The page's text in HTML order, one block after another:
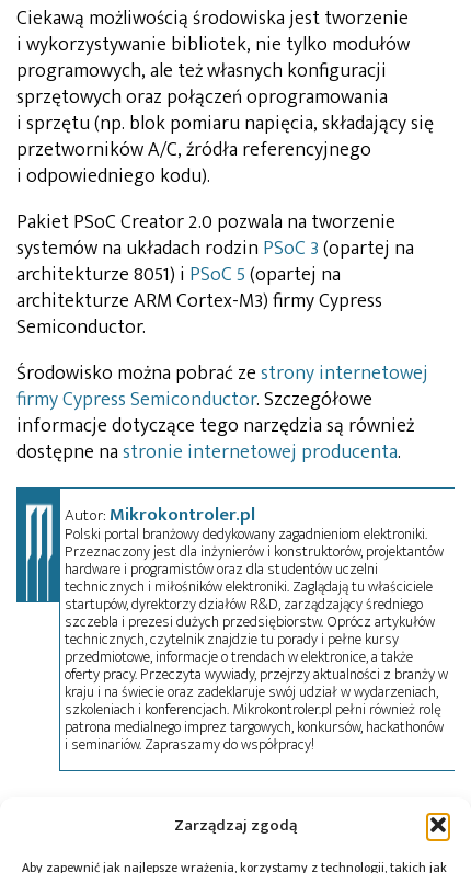
Zarządzaj zgodą
Aby zapewnić jak najlepsze wrażenia, korzystamy z technologii, takich jak
Ciekawą możliwością środowiska jest tworzenie
i wykorzystywanie bibliotek, nie tylko modułów
programowych, ale też własnych konfiguracji
sprzętowych oraz połączeń oprogramowania
i sprzętu (np. blok pomiaru napięcia, składający się
przetworników A/C, źródła referencyjnego
i odpowiedniego kodu).
Pakiet PSoC Creator 2.0 pozwala na tworzenie
systemów na układach rodzin PSoC 3(opartej na
architekturze 8051) i PSoC 5(opartej na
architekturze ARM Cortex-M3) firmy Cypress
Semiconductor.
Środowisko można pobrać zestrony internetowej
firmy Cypress Semiconductor. Szczegółowe
informacje dotyczące tego narzędzia są również
dostępne nastronie internetowej producenta.
Autor:Mikrokontroler.pl
Polski portal branżowy dedykowany zagadnieniom elektroniki.
Przeznaczony jest dla inżynierów i konstruktorów, projektantów
hardware i programistów oraz dla studentów uczelni
technicznych i miłośników elektroniki. Zaglądają tu właściciele
startupów, dyrektorzy działów R&D, zarządzający średniego
szczebla i prezesi dużych przedsiębiorstw. Oprócz artykułów
technicznych, czytelnik znajdzie tu porady i pełne kursy
przedmiotowe, informacje o trendach w elektronice, a także
oferty pracy. Przeczyta wywiady, przejrzy aktualności z branży w
kraju i na świecie oraz zadeklaruje swój udział w wydarzeniach,
szkoleniach i konferencjach. Mikrokontroler.pl pełni również rolę
patrona medialnego imprez targowych, konkursów, hackathonów
i seminariów. Zapraszamy do współpracy!
Cortex-M3,Cypress uVision